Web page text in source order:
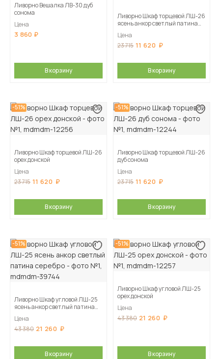
Ливорно Вешалка ЛВ-30 дуб
сонома
Цена
3 860
В корзину
Ливорно Шкаф торцевой ЛШ-26
ясень анкор светлый патина
Цена
23 715 11 620
В корзину
-51%
Ливорно Шкаф торцевой ЛШ-26
орех донской
Цена
23 715 11 620
В корзину
-51%
Ливорно Шкаф торцевой ЛШ-26
дуб сонома
Цена
23 715 11 620
В корзину
-51%
Ливорно Шкаф угловой ЛШ-25
ясень анкор светлый патина
Цена
43 380 21 260
В корзину
-51%
Ливорно Шкаф угловой ЛШ-25
орех донской
Цена
43 380 21 260
В корзину